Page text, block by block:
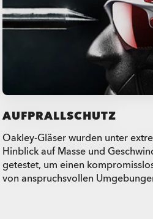
AUFPRALLSCHUTZ
Oakley-Gläser wurden unter
Hinblick auf Masse und
getestet, um einen
von anspruchsvollen